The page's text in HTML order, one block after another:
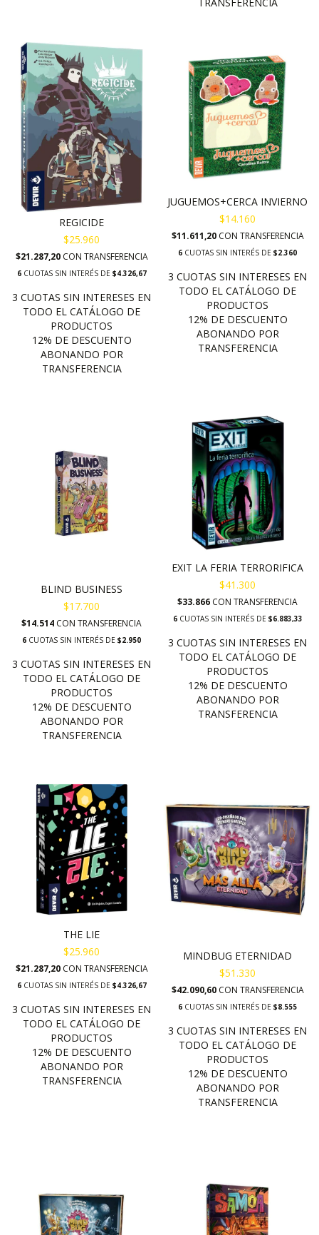
REGICIDE
$25.960
$21.287,20 CON TRANSFERENCIA
6CUOTAS SIN INTERÉS DE $4.326,67
JUGUEMOS+CERCA INVIERNO
$14.160
$11.611,20 CON TRANSFERENCIA
6 CUOTAS SIN INTERÉS DE $2.360
BLIND BUSINESS
$17.700
$14.514 CON TRANSFERENCIA
6 CUOTAS SIN INTERÉS DE $2.950
EXIT LA FERIA TERRORIFICA
$41.300
$33.866 CON TRANSFERENCIA
6CUOTAS SIN INTERÉS DE $6.883,33
THE LIE
$25.960
$21.287,20 CON TRANSFERENCIA
6CUOTAS SIN INTERÉS DE $4.326,67
MINDBUG ETERNIDAD
$51.330
$42.090,60 CON TRANSFERENCIA
6 CUOTAS SIN INTERÉS DE $8.555